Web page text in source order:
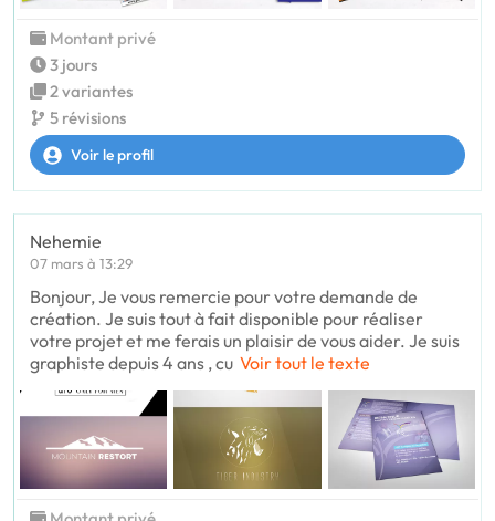
Montant privé
3 jours
2 variantes
5 révisions
Voir le profil
Nehemie
07 mars à 13:29
Bonjour, Je vous remercie pour votre demande de
création. Je suis tout à fait disponible pour réaliser
votre projet et me ferais un plaisir de vous aider. Je suis
graphiste depuis 4 ans , cu Voir tout le texte